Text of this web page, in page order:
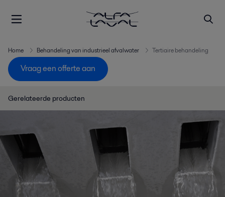
Home Behandeling van industrieel afvalwater Tertiaire behandeling
Vraag een offerte aan
Gerelateerde producten